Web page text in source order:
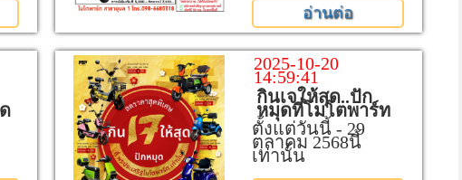
อ่านต่อ
2025-10-20
14:59:41
กินเจให้สุด..ปัก
หมุดที่โมโตพาร์ท
ตั้งแต่วันนี้ - 29
ตุลาคม 2568นี้
เท่านั้น